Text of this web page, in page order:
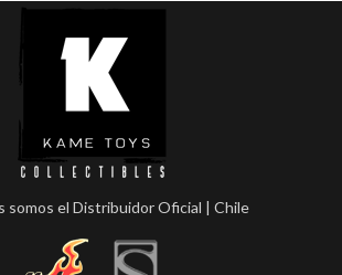
somos el Distribuidor Oficial | Chile